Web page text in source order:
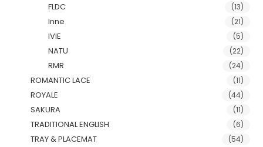
FLDC (13)
Inne (21)
IVIE (5)
NATU (22)
RMR (24)
ROMANTIC LACE (11)
ROYALE (44)
SAKURA (11)
TRADITIONAL ENGLISH (6)
TRAY & PLACEMAT (54)